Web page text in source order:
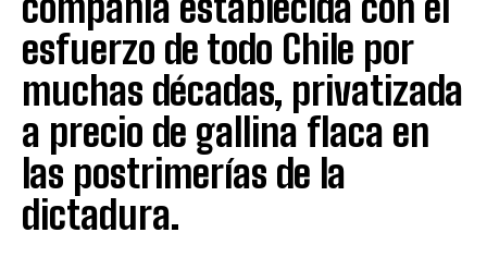
esfuerzo de todo Chile por
muchas décadas, privatizada
a precio de gallina flaca en
las postrimerías de la
dictadura.